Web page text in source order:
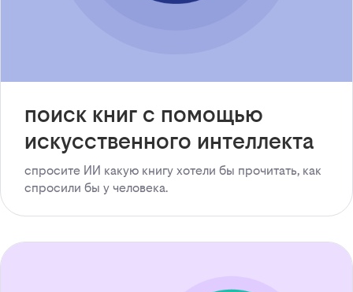
поиск книг с помощью
искусственного интеллекта
спросите ИИ какую книгу хотели бы прочитать, как
спросили бы у человека.